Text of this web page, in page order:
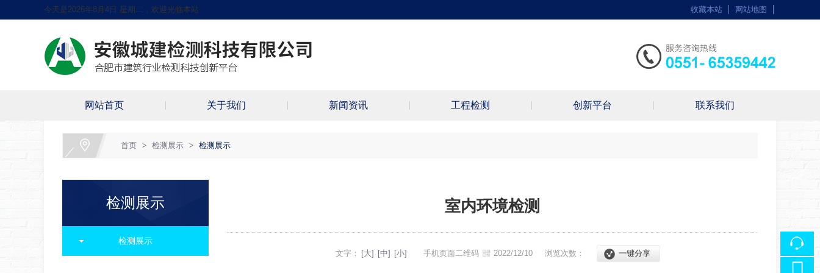
今天是2026年8月4日 星期二，欢迎光临本站 收藏本站 网站地图
网站首页 关于我们 新闻资讯 工程检测 创新平台 联系我们
首页 > 检测展示 > 检测展示
检测展示
检测展示
室内环境检测
文字： [大] [中] [小] 手机页面二维码 2022/12/10 浏览次数： 一键分享